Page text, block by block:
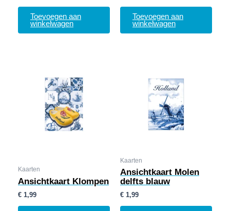
Toevoegen aan
winkelwagen
Toevoegen aan
winkelwagen
Kaarten
Ansichtkaart Klompen
€ 1,99
Kaarten
Ansichtkaart Molen
delfts blauw
€ 1,99